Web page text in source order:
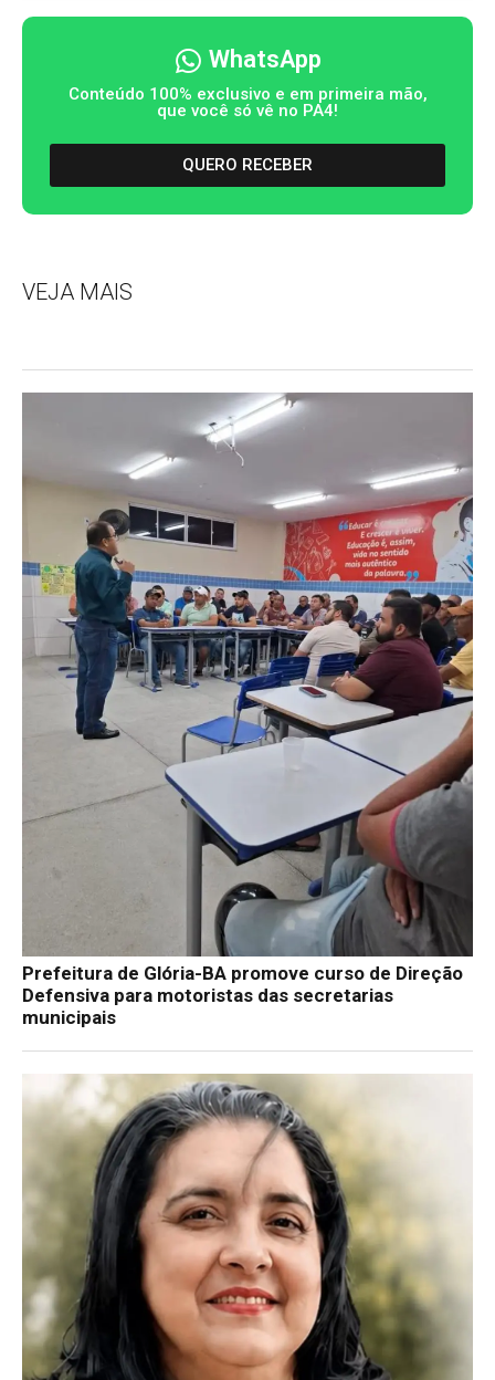
WhatsApp
Conteúdo 100% exclusivo e em primeira mão,
que você só vê no PA4!
QUERO RECEBER
VEJA MAIS
Prefeitura de Glória-BA promove curso de Direção
Defensiva para motoristas das secretarias
municipais